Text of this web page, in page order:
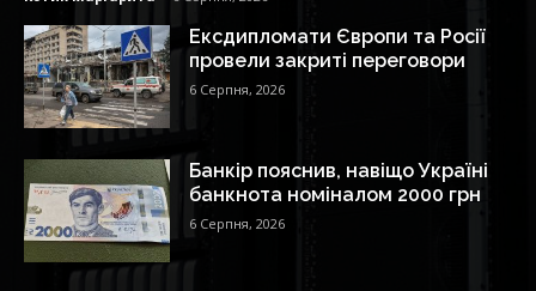
Ексдипломати Європи та Росії
провели закриті переговори
6 Серпня, 2026
Банкір пояснив, навіщо Україні
банкнота номіналом 2000 грн
6 Серпня, 2026